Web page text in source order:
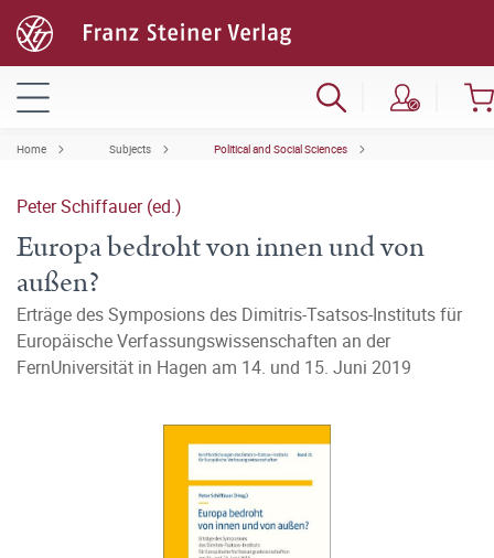
Home Subjects Political and Social Sciences
Peter Schiffauer (ed.)
Europa bedroht von innen und von
außen?
Erträge des Symposions des Dimitris-Tsatsos-Instituts für
Europäische Verfassungswissenschaften an der
FernUniversität in Hagen am 14. und 15. Juni 2019